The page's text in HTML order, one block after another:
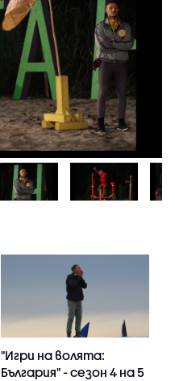
"Игри на волята:
България" - сезон 4 на 5